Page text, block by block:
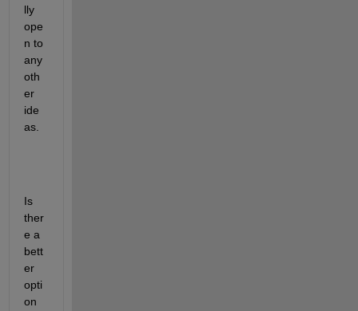
lly
ope
n to
any
oth
er
ide
as.
Is
ther
e a
bett
er
opti
on